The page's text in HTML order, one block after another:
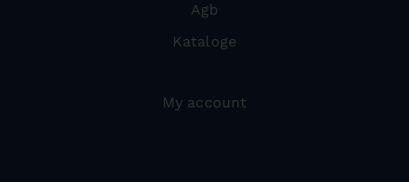
Agb
Kataloge
My account